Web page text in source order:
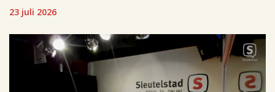
23 juli 2026